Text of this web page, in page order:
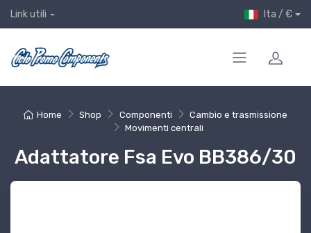
Link utili Ita / €
Home Shop Componenti
Cambio e trasmissione
Movimenti centrali
Adattatore Fsa Evo BB386/30